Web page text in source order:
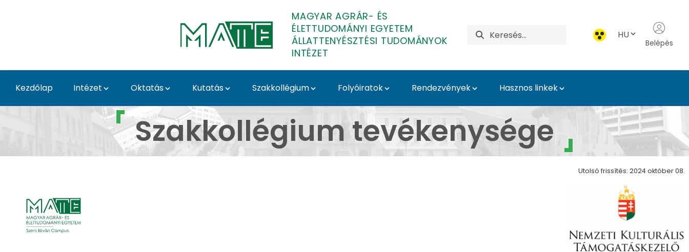
MAGYAR AGRÁR- ÉS
ÉLETTUDOMÁNYI EGYETEM
ÁLLATTENYÉSZTÉSI TUDOMÁNYOK
INTÉZET
HU
Belépés
Kezdőlap Intézet Oktatás Kutatás Szakkollégium Folyóiratok Rendezvények Hasznos linkek
Szakkollégium - Állattenyésztési Tudományok Intézet
Szakkollégium tevékenysége
Utolsó frissítés: 2024 október 08.